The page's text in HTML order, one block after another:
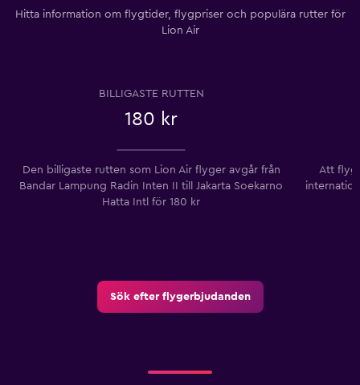
Hitta information om flygtider, flygpriser och populära rutter för
Lion Air
BILLIGASTE RUTTEN
180 kr
Den billigaste rutten som Lion Air flyger avgår från
Bandar Lampung Radin Inten II till Jakarta Soekarno
Hatta Intl ​​för 180 kr
Att
Sök efter flygerbjudanden